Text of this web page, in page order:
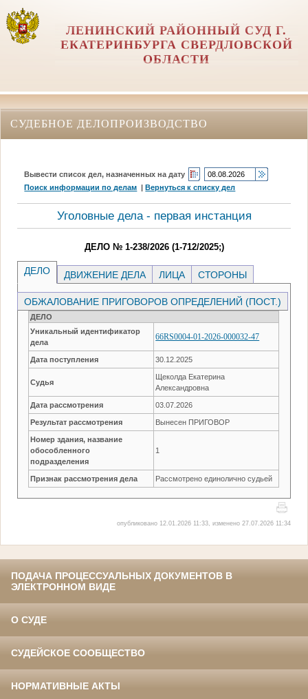
ЛЕНИНСКИЙ РАЙОННЫЙ СУД Г.
ЕКАТЕРИНБУРГА СВЕРДЛОВСКОЙ
ОБЛАСТИ
СУДЕБНОЕ ДЕЛОПРОИЗВОДСТВО
Вывести список дел, назначенных на дату
Поиск информации по делам |Вернуться к списку дел
Уголовные дела - первая инстанция
ДЕЛО № 1-238/2026 (1-712/2025;)
ДЕЛО ДВИЖЕНИЕ ДЕЛА ЛИЦА СТОРОНЫ
ОБЖАЛОВАНИЕ ПРИГОВОРОВ ОПРЕДЕЛЕНИЙ (ПОСТ.)
ДЕЛО
Уникальный идентификатор
дела
66RS0004-01-2026-000032-47
Дата поступления 30.12.2025
Судья
Щеколда Екатерина
Александровна
Дата рассмотрения 03.07.2026
Результат рассмотрения Вынесен ПРИГОВОР
Номер здания, название
обособленного
подразделения
1
Признак рассмотрения дела Рассмотрено единолично судьей
опубликовано 12.01.2026 11:33, изменено 27.07.2026 11:34
ПОДАЧА ПРОЦЕССУАЛЬНЫХ ДОКУМЕНТОВ В
ЭЛЕКТРОННОМ ВИДЕ
О СУДЕ
СУДЕЙСКОЕ СООБЩЕСТВО
НОРМАТИВНЫЕ АКТЫ